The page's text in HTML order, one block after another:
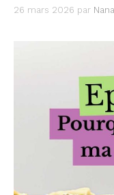
26 mars 2026 par Nana